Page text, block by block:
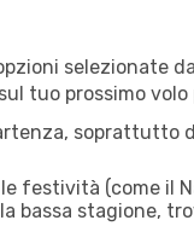
selezionate
tuo prossimo volo
soprattutto
festività (come il
bassa stagione,